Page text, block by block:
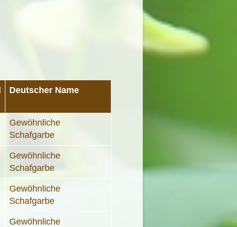
Deutscher Name
Gewöhnliche
Schafgarbe
Gewöhnliche
Schafgarbe
Gewöhnliche
Schafgarbe
Gewöhnliche